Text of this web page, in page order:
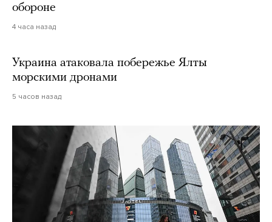
обороне
4 часа назад
Украина атаковала побережье Ялты
морскими дронами
5 часов назад